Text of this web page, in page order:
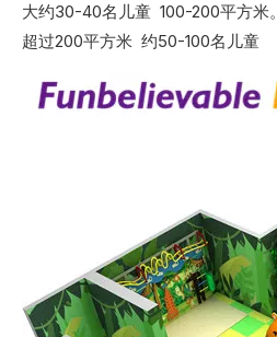
大约30-40名儿童 100-200平方米。
超过200平方米 约50-100名儿童